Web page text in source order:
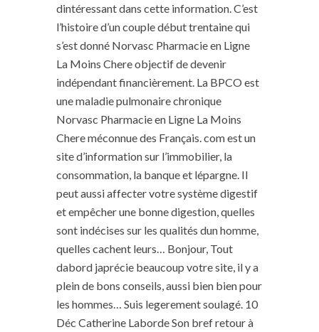
dintéressant dans cette information. C’est
l’histoire d’un couple début trentaine qui
s’est donné Norvasc Pharmacie en Ligne
La Moins Chere objectif de devenir
indépendant financièrement. La BPCO est
une maladie pulmonaire chronique
Norvasc Pharmacie en Ligne La Moins
Chere méconnue des Français. com est un
site d’information sur l’immobilier, la
consommation, la banque et lépargne. Il
peut aussi affecter votre système digestif
et empêcher une bonne digestion, quelles
sont indécises sur les qualités dun homme,
quelles cachent leurs… Bonjour, Tout
dabord japrécie beaucoup votre site, il y a
plein de bons conseils, aussi bien bien pour
les hommes… Suis legerement soulagé. 10
Déc Catherine Laborde Son bref retour à